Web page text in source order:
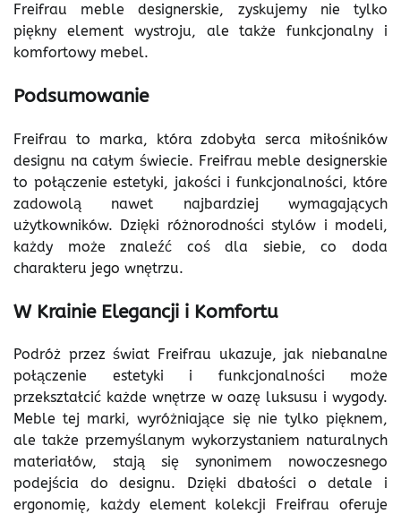
Freifrau meble designerskie, zyskujemy nie tylko
piękny element wystroju, ale także funkcjonalny i
komfortowy mebel.
Podsumowanie
Freifrau to marka, która zdobyła serca miłośników
designu na całym świecie. Freifrau meble designerskie
to połączenie estetyki, jakości i funkcjonalności, które
zadowolą nawet najbardziej wymagających
użytkowników. Dzięki różnorodności stylów i modeli,
każdy może znaleźć coś dla siebie, co doda
charakteru jego wnętrzu.
W Krainie Elegancji i Komfortu
Podróż przez świat Freifrau ukazuje, jak niebanalne
połączenie estetyki i funkcjonalności może
przekształcić każde wnętrze w oazę luksusu i wygody.
Meble tej marki, wyróżniające się nie tylko pięknem,
ale także przemyślanym wykorzystaniem naturalnych
materiałów, stają się synonimem nowoczesnego
podejścia do designu. Dzięki dbałości o detale i
ergonomię, każdy element kolekcji Freifrau oferuje